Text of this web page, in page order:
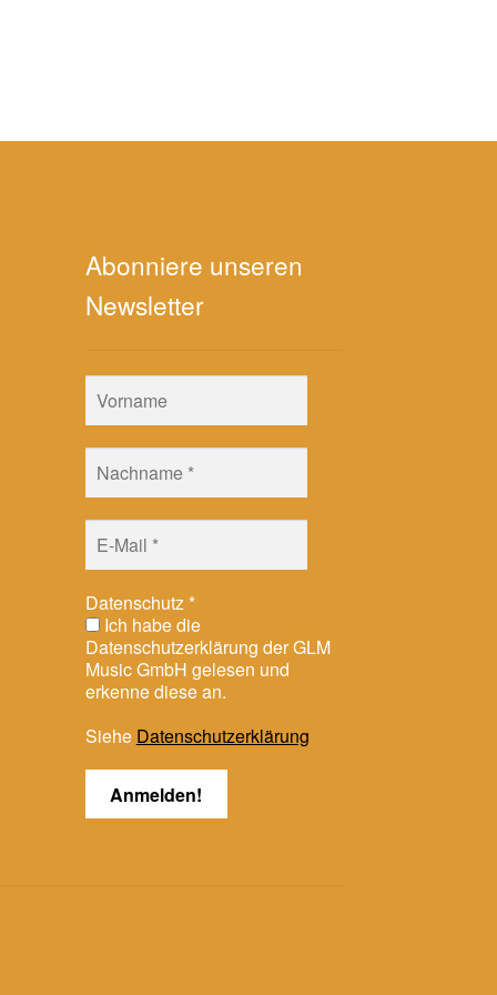
Abonniere unseren
Newsletter
Datenschutz*
Ich habe die
Datenschutzerklärung der GLM
Music GmbH gelesen und
erkenne diese an.
Siehe Datenschutzerklärung